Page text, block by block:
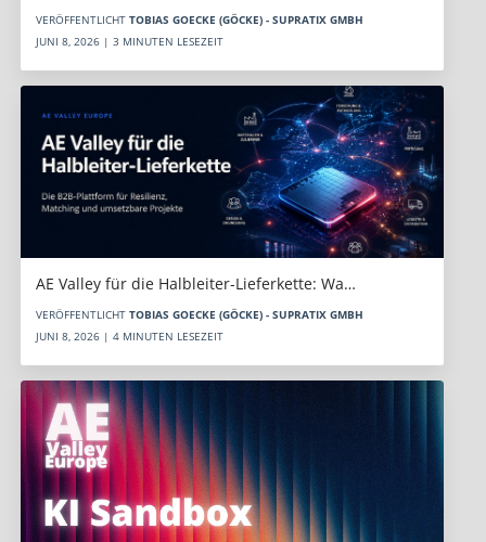
VERÖFFENTLICHT TOBIAS GOECKE (GÖCKE) - SUPRATIX GMBH
JUNI 8, 2026 | 3 MINUTEN LESEZEIT
AE Valley für die Halbleiter-Lieferkette: Wa…
VERÖFFENTLICHT TOBIAS GOECKE (GÖCKE) - SUPRATIX GMBH
JUNI 8, 2026 | 4 MINUTEN LESEZEIT